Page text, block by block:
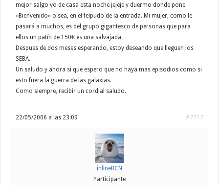
mejor salgo yo de casa esta noche jejeje y duermo donde pone
«Bienvenido» o sea, en el felpudo de la entrada. Mi mujer, como le
pasará a muchos, es del grupo gigantesco de personas que para
ellos un patín de 150€ es una salvajada.
Despues de dos meses esperando, estoy deseando que lleguen los
SEBA.
Un saludo y ahora si que espero que no haya mas episodios como si
esto fuera la guerra de las galaxias.
Como siempre, recibir un cordial saludo.
22/05/2006 a las 23:09 #7717
inlineBCN
Participante